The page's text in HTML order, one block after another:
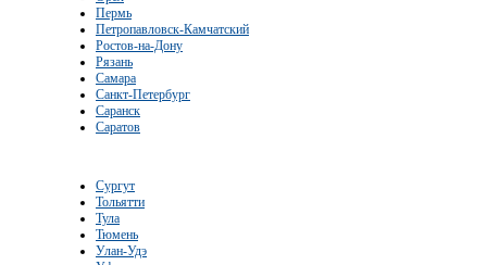
Пермь
Петропавловск-Камчатский
Ростов-на-Дону
Рязань
Самара
Санкт-Петербург
Саранск
Саратов
Сургут
Тольятти
Тула
Тюмень
Улан-Удэ